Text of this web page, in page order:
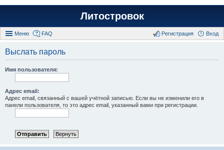
Литостровок
Меню FAQ Вход
Регистрация
Выслать пароль
Имя пользователя:
Адрес email:
Адрес email, связанный с вашей учётной записью. Если вы не изменили его в
панели пользователя, то это адрес email, указанный вами при регистрации.